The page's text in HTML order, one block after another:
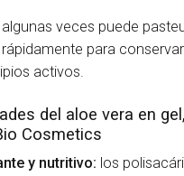
veces puede
para
activos.
del aloe vera en
Cosmetics
y nutritivo: los